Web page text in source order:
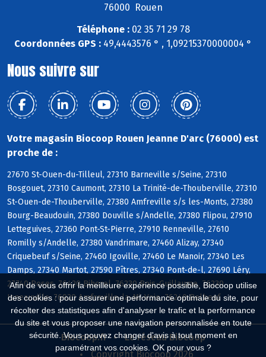
Afin de vous offrir la meilleure expérience possible, Biocoop utilise
des cookies : pour assurer une performance optimale du site, pour
récolter des statistiques afin d'analyser le trafic et la performance
du site et vous proposer une navigation personnalisée en toute
sécurité. Vous pouvez changer d'avis à tout moment en
paramétrant vos cookies. OK pour vous ?
76000 Rouen
Téléphone :02 35 71 29 78
Coordonnées GPS : 49,4443576 ° , 1,09215370000004 °
Nous suivre sur
Votre magasin Biocoop Rouen Jeanne D'arc (76000) est
proche de :
27670 St-Ouen-du-Tilleul, 27310 Barneville s/Seine, 27310
Bosgouet, 27310 Caumont, 27310 La Trinité-de-Thouberville, 27310
St-Ouen-de-Thouberville, 27380 Amfreville s/s les-Monts, 27380
Bourg-Beaudouin, 27380 Douville s/Andelle, 27380 Flipou, 27910
Letteguives, 27360 Pont-St-Pierre, 27910 Renneville, 27610
Romilly s/Andelle, 27380 Vandrimare, 27460 Alizay, 27340
Criquebeuf s/Seine, 27460 Igoville, 27460 Le Manoir, 27340 Les
Damps, 27340 Martot, 27590 Pîtres, 27340 Pont-de-l, 27690 Léry,
27740 Poses, 76420 Bihorel, 76230 Bois-Guillaume, 76230
Isneauville, 76920 Amfreville-la-Mi-Voie, 76240 Belbeuf
Biocoop.fr
Le réseau Biocoop
Copyright Biocoop 2026